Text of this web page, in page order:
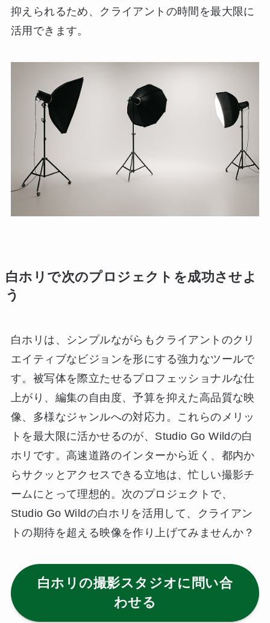
抑えられるため、クライアントの時間を最大限に
活用できます。
白ホリで次のプロジェクトを成功させよ
う
白ホリは、シンプルながらもクライアントのクリ
エイティブなビジョンを形にする強力なツールで
す。被写体を際立たせるプロフェッショナルな仕
上がり、編集の自由度、予算を抑えた高品質な映
像、多様なジャンルへの対応力。これらのメリッ
トを最大限に活かせるのが、Studio Go Wildの白
ホリです。高速道路のインターから近く、都内か
らサクッとアクセスできる立地は、忙しい撮影チ
ームにとって理想的。次のプロジェクトで、
Studio Go Wildの白ホリを活用して、クライアン
トの期待を超える映像を作り上げてみませんか？
白ホリの撮影スタジオに問い合
わせる